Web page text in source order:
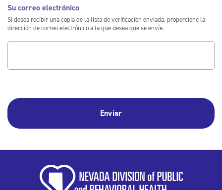
Su correo electrónico
Si desea recibir una copia de la lista de verificación enviada, proporcione la
dirección de correo electrónico a la que desea que se envíe.